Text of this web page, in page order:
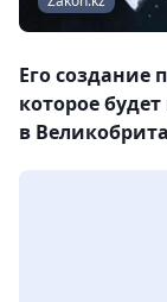
Его создание
которое
в